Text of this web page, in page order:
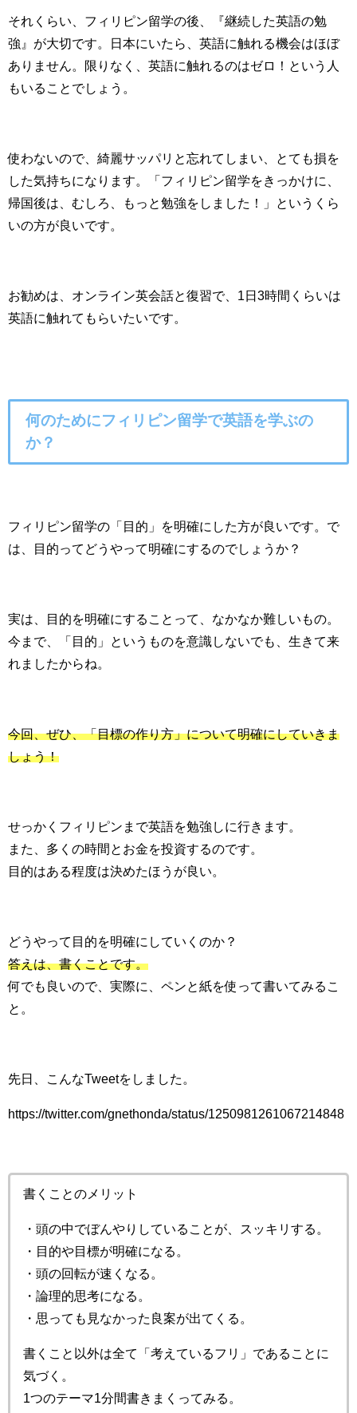
それくらい、フィリピン留学の後、『継続した英語の勉
強』が大切です。日本にいたら、英語に触れる機会はほぼ
ありません。限りなく、英語に触れるのはゼロ！という人
もいることでしょう。
使わないので、綺麗サッパリと忘れてしまい、とても損を
した気持ちになります。「フィリピン留学をきっかけに、
帰国後は、むしろ、もっと勉強をしました！」というくら
いの方が良いです。
お勧めは、オンライン英会話と復習で、1日3時間くらいは
英語に触れてもらいたいです。
何のためにフィリピン留学で英語を学ぶの
か？
フィリピン留学の「目的」を明確にした方が良いです。で
は、目的ってどうやって明確にするのでしょうか？
実は、目的を明確にすることって、なかなか難しいもの。
今まで、「目的」というものを意識しないでも、生きて来
れましたからね。
今回、ぜひ、「目標の作り方」について明確にしていきま
しょう！
せっかくフィリピンまで英語を勉強しに行きます。
また、多くの時間とお金を投資するのです。
目的はある程度は決めたほうが良い。
どうやって目的を明確にしていくのか？
答えは、書くことです。
何でも良いので、実際に、ペンと紙を使って書いてみるこ
と。
先日、こんなTweetをしました。
https://twitter.com/gnethonda/status/1250981261067214848
書くことのメリット
・頭の中でぼんやりしていることが、スッキリする。
・目的や目標が明確になる。
・頭の回転が速くなる。
・論理的思考になる。
・思っても見なかった良案が出てくる。
書くこと以外は全て「考えているフリ」であることに
気づく。
1つのテーマ1分間書きまくってみる。